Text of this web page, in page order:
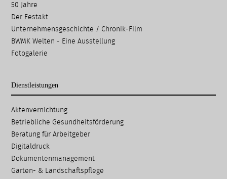
50 Jahre
Der Festakt
Unternehmensgeschichte / Chronik-Film
BWMK Welten - Eine Ausstellung
Fotogalerie
Dienstleistungen
Navigation
überspringen
Aktenvernichtung
Betriebliche Gesundheits­förderung
Beratung für Arbeitgeber
Digitaldruck
Dokumenten­management
Garten- & Landschafts­pflege